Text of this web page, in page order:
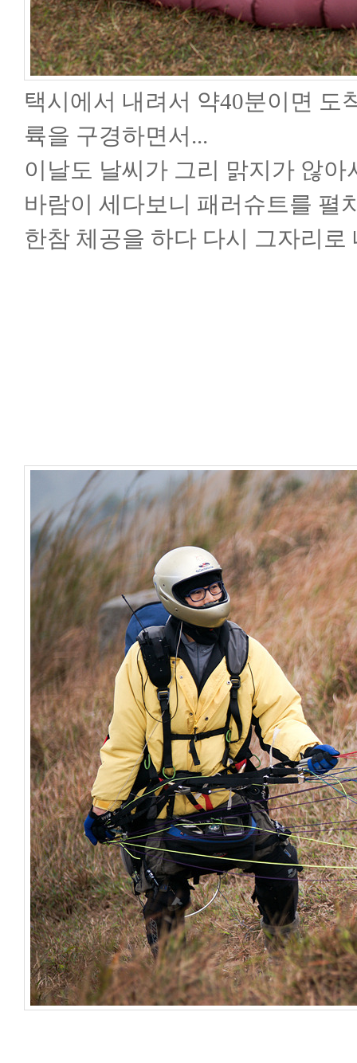
택시에서 내려서 약40분이면 도
륙을 구경하면서...
이날도 날씨가 그리 맑지가 않아
바람이 세다보니 패러슈트를
한참 체공을 하다 다시 그자리